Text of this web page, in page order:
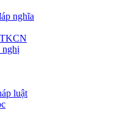
nghĩa
nghị
luật